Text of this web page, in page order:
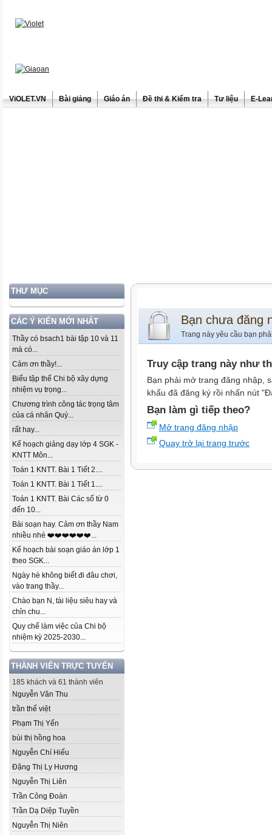
ViOLET.VN Bài giảng Giáo án Đề thi & Kiểm tra Tư liệu E-
THƯ MỤC
CÁC Ý KIẾN MỚI NHẤT
Thầy có bsach1 bài tập 10 và 11
mà có...
Cảm ơn thầy!...
Biểu tập thể Chi bộ xây dựng
nhiệm vụ trọng...
Chương trình công tác trọng tâm
của cá nhân Quý...
rất hay...
Kế hoạch giảng dạy lớp 4 SGK -
KNTT Môn...
Toán 1 KNTT. Bài 1 Tiết 2....
Toán 1 KNTT. Bài 1 Tiết 1....
Toán 1 KNTT. Bài Các số từ 0
đến 10...
Bài soạn hay. Cảm ơn thầy Nam
nhiều nhé ❤️❤️❤️❤️❤️❤️...
Kế hoạch bài soạn giáo án lớp 1
theo SGK...
Ngày hè không biết đi đâu chơi,
vào trang thầy...
Chào bạn N, tài liệu siêu hay và
chỉn chu...
Quy chế làm việc của Chi bộ
nhiệm kỳ 2025-2030...
THÀNH VIÊN TRỰC TUYẾN
185 khách và 61 thành viên
Nguyễn Văn Thu
trần thế việt
Phạm Thị Yến
bùi thị hồng hoa
Nguyễn Chí Hiếu
Đặng Thị Ly Hương
Nguyễn Thị Liên
Trần Công Đoàn
Trần Dạ Diệp Tuyền
Nguyễn Thị Niên
Bạn chưa đăng
Trang này yêu cầu bạn
Truy cập trang này như
Bạn phải mở trang đăng nhập,
khẩu đã đăng ký rồi nhấn nút
Bạn làm gì tiếp theo?
Mở trang đăng nhập
Quay trở lại trang trước